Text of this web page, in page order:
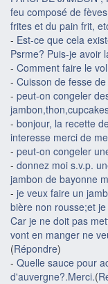
feu composé de
frites et du pain frit,
- Est-ce que cela
Psrme? Puis-je avoir
- Comment faire le
- Cuisson de fesse
- peut-on congeler
- bonjour, la recette
interesse merci de
- peut-on congeler
- donnez moi s.v.p.
jambon de bayonne
- je veux faire un
bière non rousse;et
Car je ne doit pas
vont en manger ne
(Répondre)
- Quelle sauce pour
d'auvergne?.Merci.(